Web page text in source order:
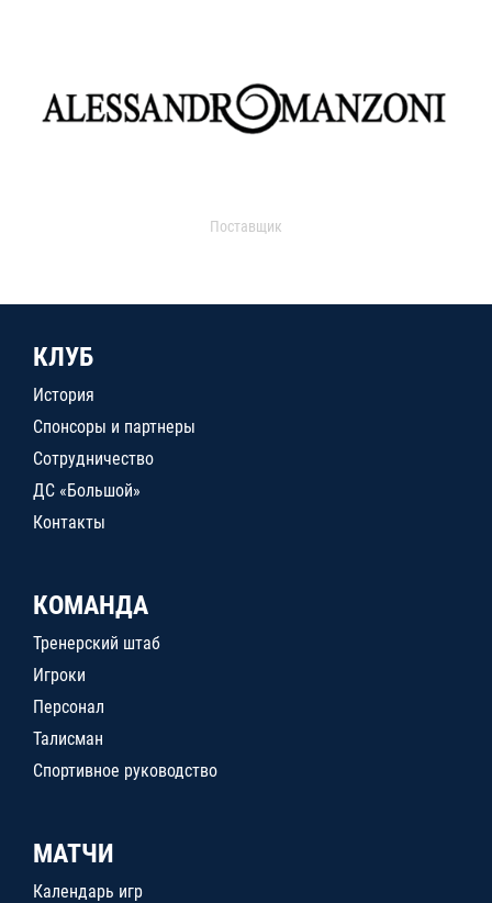
Поставщик
КЛУБ
История
Спонсоры и партнеры
Сотрудничество
ДС «Большой»
Контакты
КОМАНДА
Тренерский штаб
Игроки
Персонал
Талисман
Спортивное руководство
МАТЧИ
Календарь игр